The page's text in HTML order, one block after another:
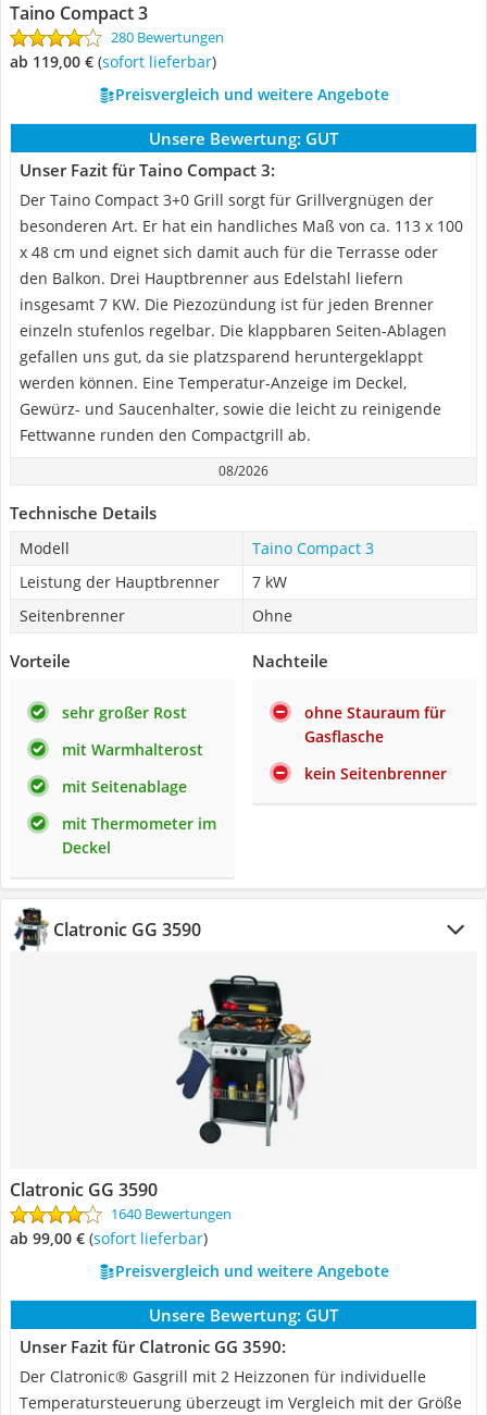
Taino Compact 3
280 Bewertungen
ab 119,00 € ( Sofort lieferbar)
Preisvergleich und weitere Angebote
Unsere Bewertung: GUT
Unser Fazit für Taino Compact 3:
Der Taino Compact 3+0 Grill sorgt für Grillvergnügen der
besonderen Art. Er hat ein handliches Maß von ca. 113 x 100
x 48 cm und eignet sich damit auch für die Terrasse oder
den Balkon. Drei Hauptbrenner aus Edelstahl liefern
insgesamt 7 KW. Die Piezozündung ist für jeden Brenner
einzeln stufenlos regelbar. Die klappbaren Seiten-Ablagen
gefallen uns gut, da sie platzsparend heruntergeklappt
werden können. Eine Temperatur-Anzeige im Deckel,
Gewürz- und Saucenhalter, sowie die leicht zu reinigende
Fettwanne runden den Compactgrill ab.
08/2026
Technische Details
Modell
Taino Compact 3
Leistung der Hauptbrenner
7 kW
Seitenbrenner
Ohne
Vorteile
sehr großer Rost
mit Warmhalterost
mit Seitenablage
mit Thermometer im
Deckel
Nachteile
ohne Stauraum für
Gasflasche
kein Seitenbrenner
Clatronic GG 3590
Clatronic GG 3590
1640 Bewertungen
ab 99,00 € ( Sofort lieferbar)
Preisvergleich und weitere Angebote
Unsere Bewertung: GUT
Unser Fazit für Clatronic GG 3590:
Der Clatronic® Gasgrill mit 2 Heizzonen für individuelle
Temperatursteuerung überzeugt im Vergleich mit der Größe